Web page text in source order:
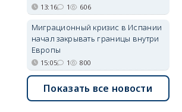
13:16 1 606
Миграционный кризис в Испании
начал закрывать границы внутри
Европы
15:05 1 800
Показать все новости